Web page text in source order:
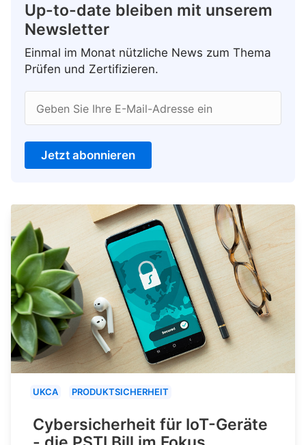
Up-to-date bleiben mit unserem
Newsletter
Einmal im Monat nützliche News zum Thema
Prüfen und Zertifizieren.
Geben Sie Ihre E-Mail-Adresse ein
Jetzt abonnieren
UKCA PRODUKTSICHERHEIT
Cybersicherheit für IoT-Geräte